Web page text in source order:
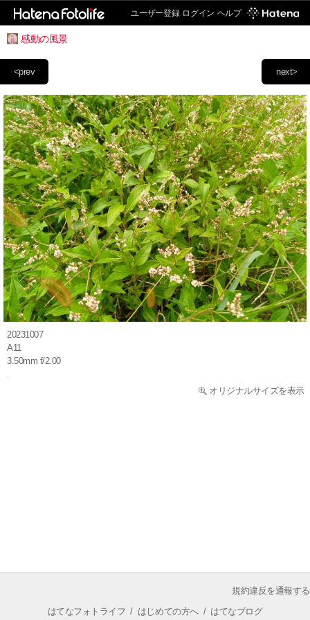
ユーザー登録 ログイン ヘルプ
感動の風景
next>
<prev
20231007
A11
3.50mm f/2.00
オリジナルサイズを表示
規約違反を通報する
はてなフォトライフ / はじめての方へ/ はてなブログ